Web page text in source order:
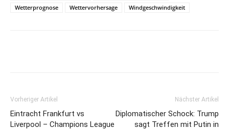
Wetterprognose
Wettervorhersage Windgeschwindigkeit
Vorheriger Artikel
Eintracht Frankfurt vs
Liverpool – Champions League
Nächster Artikel
Diplomatischer Schock: Trump
sagt Treffen mit Putin in